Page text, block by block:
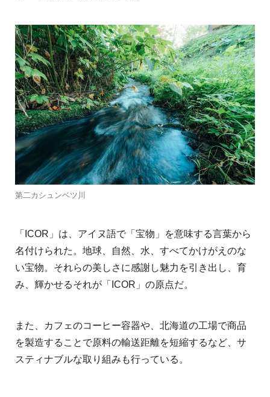
第二カシュンベツ川
「ICOR」は、アイヌ語で「宝物」を意味する言葉から
名付けられた。地球、自然、水、すべてかけがえのな
い宝物。それらの美しさに感謝し魅力を引き出し、育
み、輝かせるそれが「ICOR」の原点だ。
また、カフェのコーヒー容器や、北海道の工場で商品
を製造することで原料の輸送距離を短縮するなど、サ
スティナブルな取り組みも行っている。